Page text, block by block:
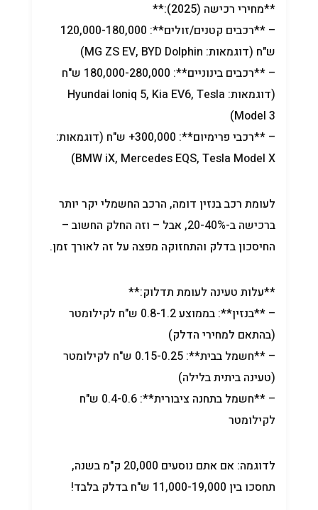
**מחירי רכישה (2025):**
– **רכבים קטנים/זולים**: 120,000-180,000
ש"ח (דוגמאות: MG ZS EV, BYD Dolphin)
– **רכבים בינוניים**: 180,000-280,000 ש"ח
(דוגמאות: Hyundai Ioniq 5, Kia EV6, Tesla
Model 3)
– **רכבי פרימיום**: 300,000+ ש"ח (דוגמאות:
BMW iX, Mercedes EQS, Tesla Model X)
לעומת רכב בנזין דומה, הרכב החשמלי יקר יותר
ברכישה ב-20-40%, אבל – וזה החלק החשוב –
החיסכון בדלק והתחזוקה מפצה על זה לאורך זמן.
**עלות טעינה לעומת תדלוק:**
– **בנזין**: בממוצע 0.8-1.2 ש"ח לקילומטר
(בהתאם למחירי הדלק)
– **חשמל בבית**: 0.15-0.25 ש"ח לקילומטר
(טעינה ביתית בלילה)
– **חשמל בתחנה ציבורית**: 0.4-0.6 ש"ח
לקילומטר
לדוגמה: אם אתם נוסעים 20,000 ק"מ בשנה,
תחסכו בין 11,000-19,000 ש"ח בדלק בלבד!